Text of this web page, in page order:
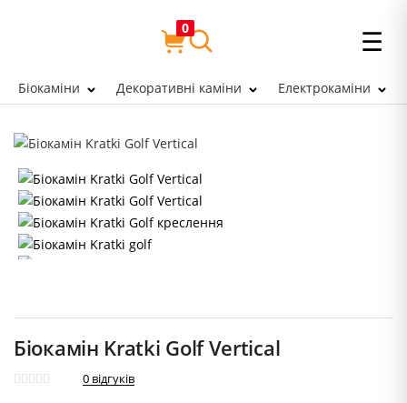
☰
0
Біокаміни Декоративні каміни Електрокаміни
Біокамін Kratki Golf Vertical
0 відгуків